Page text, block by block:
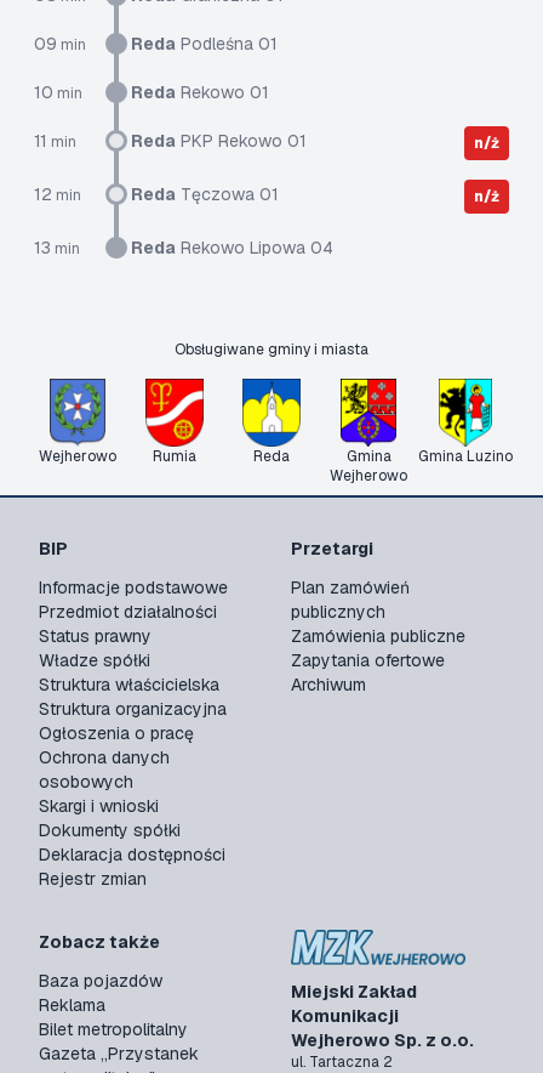
09 min Reda Podleśna 01
10 min Reda Rekowo 01
11 min Reda PKP Rekowo 01 n/ż
12 min Reda Tęczowa 01 n/ż
13 min Reda Rekowo Lipowa 04
Obsługiwane gminy i miasta
Wejherowo Rumia Reda
Gmina
Wejherowo
Gmina Luzino
Miejski Zakład
Komunikacji
Wejherowo Sp. z o.o.
ul. Tartaczna 2
BIP
Informacje podstawowe
Przedmiot działalności
Status prawny
Władze spółki
Struktura właścicielska
Struktura organizacyjna
Ogłoszenia o pracę
Ochrona danych
osobowych
Skargi i wnioski
Dokumenty spółki
Deklaracja dostępności
Rejestr zmian
Przetargi
Plan zamówień
publicznych
Zamówienia publiczne
Zapytania ofertowe
Archiwum
Zobacz także
Baza pojazdów
Reklama
Bilet metropolitalny
Gazeta „Przystanek